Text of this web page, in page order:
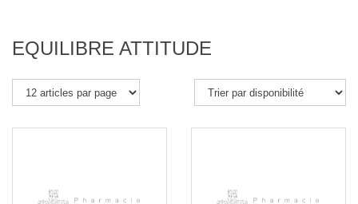
Amiens
EQUILIBRE ATTITUDE